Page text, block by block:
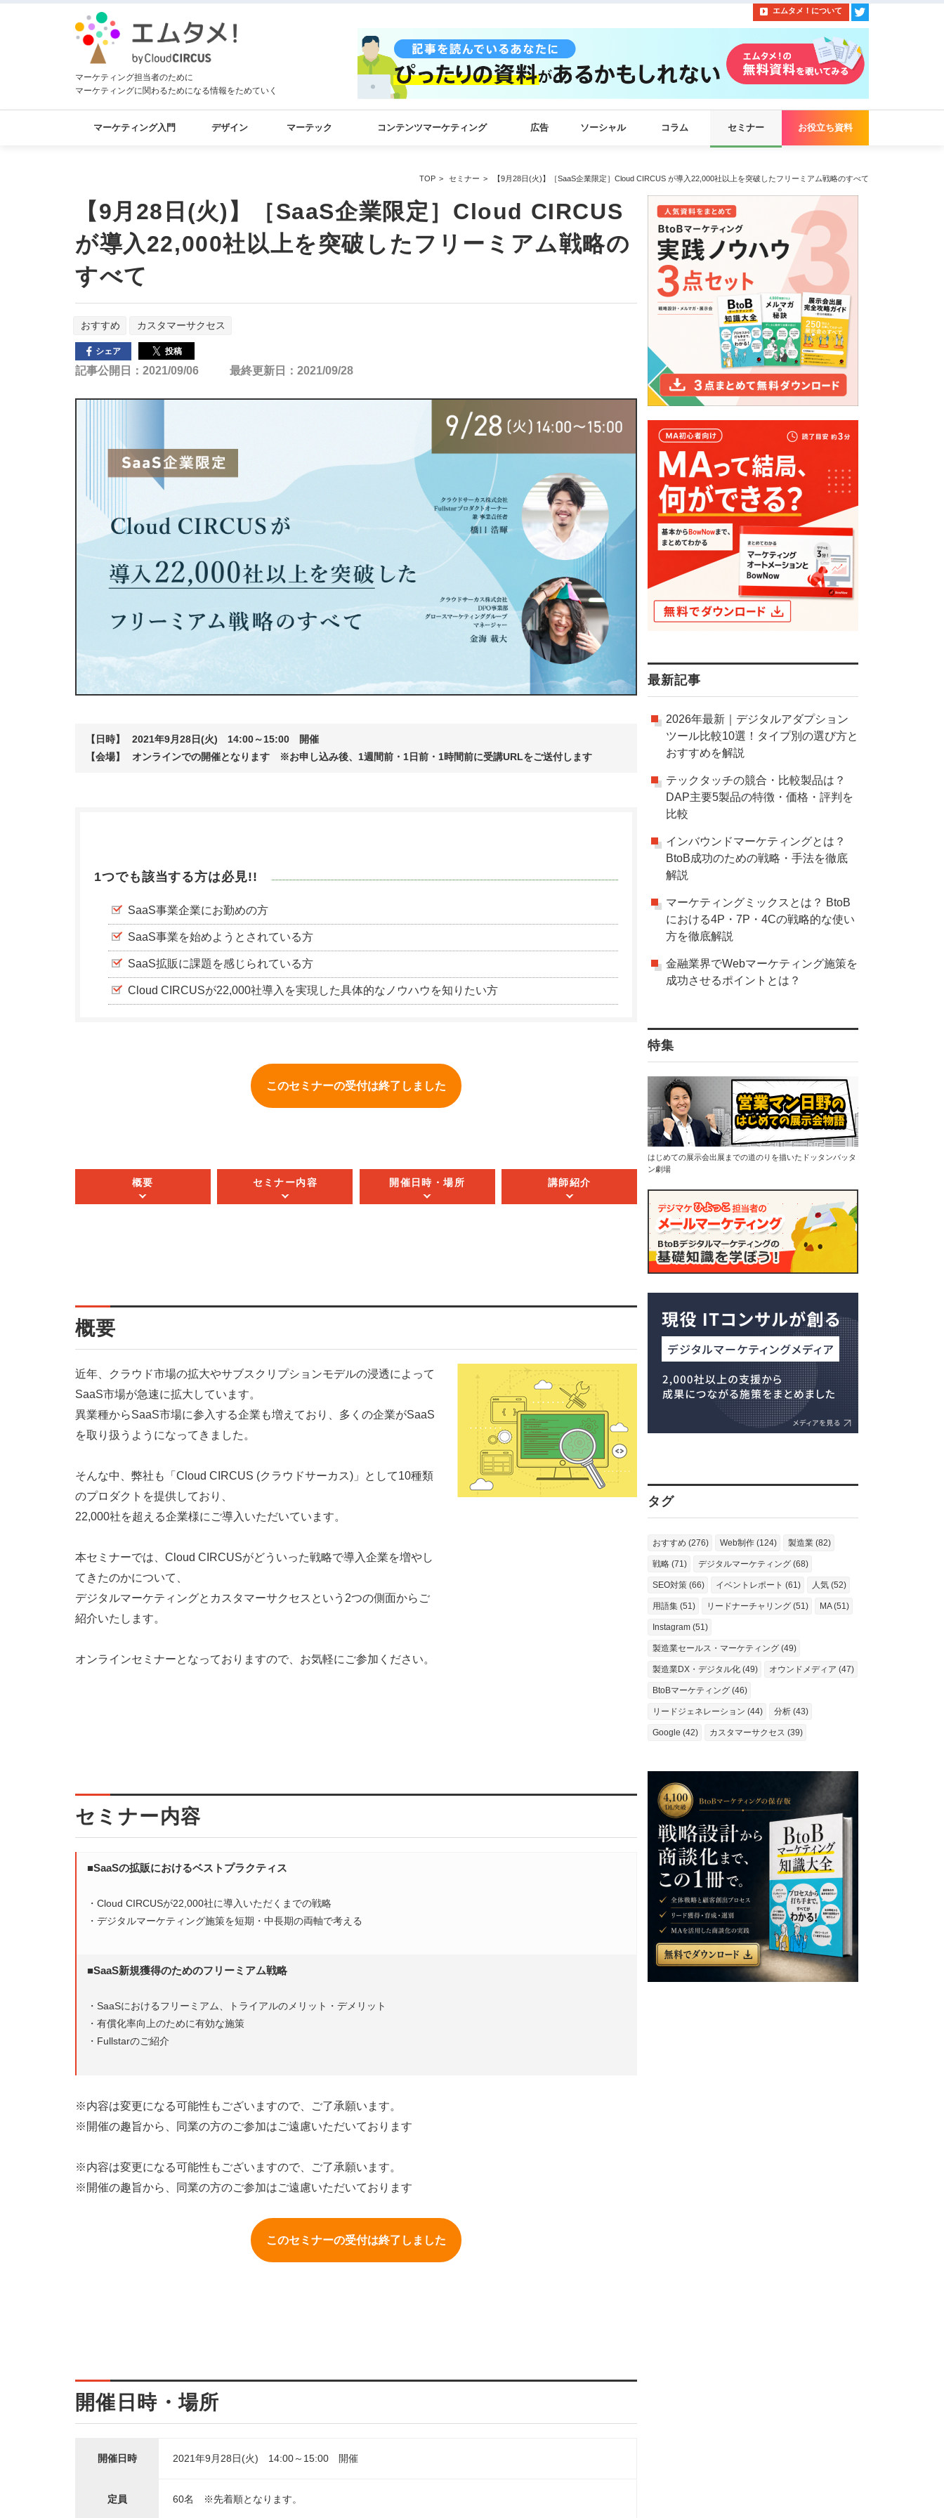
エムタメ！について
マーケティング担当者のために
マーケティングに関わるためになる情報をためていく
マーケティング入門 デザイン マーテック コンテンツマーケティング 広告 ソーシャル コラム セミナー お役立ち資料
TOP セミナー 【9月28日(火)】［SaaS企業限定］Cloud CIRCUS が導入22,000社以上を突破したフリーミアム戦略のすべて
【9月28日(火)】［SaaS企業限定］Cloud CIRCUS
が導入22,000社以上を突破したフリーミアム戦略の
すべて
おすすめ カスタマーサクセス
シェア 投稿
記事公開日：2021/09/06 最終更新日：2021/09/28
【日時】
2021年9月28日(火) 14:00～15:00 開催
【会場】
オンラインでの開催となります ※お申し込み後、1週間前・1日前・1時間前に受講URLをご送付します
1つでも該当する方は必見!!
SaaS事業企業にお勤めの方
SaaS事業を始めようとされている方
SaaS拡販に課題を感じられている方
Cloud CIRCUSが22,000社導入を実現した具体的なノウハウを知りたい方
このセミナーの受付は終了しました
概要 セミナー内容 開催日時・場所 講師紹介
概要
近年、クラウド市場の拡大やサブスクリプションモデルの浸透によって
SaaS市場が急速に拡大しています。
異業種からSaaS市場に参入する企業も増えており、多くの企業がSaaS
を取り扱うようになってきました。
そんな中、弊社も「Cloud CIRCUS (クラウドサーカス)」として10種類
のプロダクトを提供しており、
22,000社を超える企業様にご導入いただいています。
本セミナーでは、Cloud CIRCUSがどういった戦略で導入企業を増やし
てきたのかについて、
デジタルマーケティングとカスタマーサクセスという2つの側面からご
紹介いたします。
オンラインセミナーとなっておりますので、お気軽にご参加ください。
セミナー内容
■SaaSの拡販におけるベストプラクティス
・Cloud CIRCUSが22,000社に導入いただくまでの戦略
・デジタルマーケティング施策を短期・中長期の両軸で考える
■SaaS新規獲得のためのフリーミアム戦略
・SaaSにおけるフリーミアム、トライアルのメリット・デメリット
・有償化率向上のために有効な施策
・Fullstarのご紹介
※内容は変更になる可能性もございますので、ご了承願います。
※開催の趣旨から、同業の方のご参加はご遠慮いただいております
※内容は変更になる可能性もございますので、ご了承願います。
※開催の趣旨から、同業の方のご参加はご遠慮いただいております
このセミナーの受付は終了しました
開催日時・場所
開催日時 2021年9月28日(火) 14:00～15:00 開催
定員 60名 ※先着順となります。
最新記事
2026年最新｜デジタルアダプション
ツール比較10選！タイプ別の選び方と
おすすめを解説
テックタッチの競合・比較製品は？
DAP主要5製品の特徴・価格・評判を
比較
インバウンドマーケティングとは？
BtoB成功のための戦略・手法を徹底
解説
マーケティングミックスとは？ BtoB
における4P・7P・4Cの戦略的な使い
方を徹底解説
金融業界でWebマーケティング施策を
成功させるポイントとは？
特集
はじめての展示会出展までの道のりを描いたドッタンバッタ
ン劇場
タグ
おすすめ (276) Web制作 (124) 製造業 (82)
戦略 (71) デジタルマーケティング (68)
SEO対策 (66) イベントレポート (61) 人気 (52)
用語集 (51) リードナーチャリング (51) MA (51)
Instagram (51)
製造業セールス・マーケティング (49)
製造業DX・デジタル化 (49) オウンドメディア (47)
BtoBマーケティング (46)
リードジェネレーション (44) 分析 (43)
Google (42) カスタマーサクセス (39)